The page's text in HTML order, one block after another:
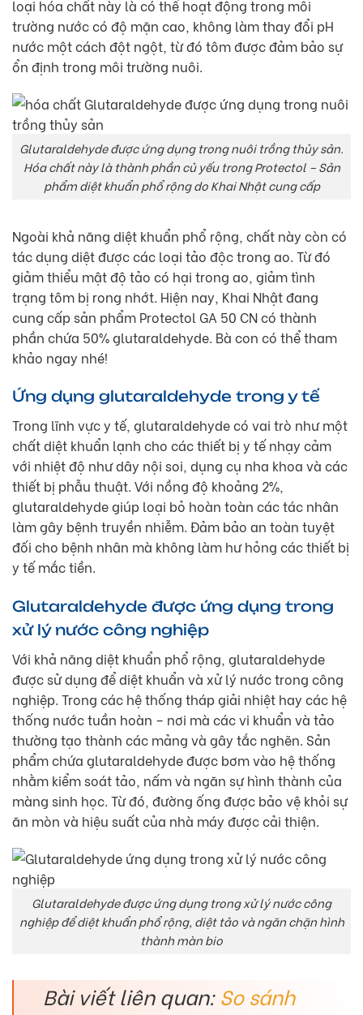
loại hóa chất này là có thể hoạt động trong môi
trường nước có độ mặn cao, không làm thay đổi pH
nước một cách đột ngột, từ đó tôm được đảm bảo sự
ổn định trong môi trường nuôi.
Glutaraldehyde được ứng dụng trong nuôi trồng thủy sản.
Hóa chất này là thành phần củ yếu trong Protectol – Sản
phẩm diệt khuẩn phổ rộng do Khai Nhật cung cấp
Ngoài khả năng diệt khuẩn phổ rộng, chất này còn có
tác dụng diệt được các loại tảo độc trong ao. Từ đó
giảm thiểu mật độ tảo có hại trong ao, giảm tình
trạng tôm bị rong nhớt. Hiện nay, Khai Nhật đang
cung cấp sản phẩm Protectol GA 50 CN có thành
phần chứa 50% glutaraldehyde. Bà con có thể tham
khảo ngay nhé!
Ứng dụng glutaraldehyde trong y tế
Trong lĩnh vực y tế, glutaraldehyde có vai trò như một
chất diệt khuẩn lạnh cho các thiết bị y tế nhạy cảm
với nhiệt độ như dây nội soi, dụng cụ nha khoa và các
thiết bị phẫu thuật. Với nồng độ khoảng 2%,
glutaraldehyde giúp loại bỏ hoàn toàn các tác nhân
làm gây bệnh truyền nhiễm. Đảm bảo an toàn tuyệt
đối cho bệnh nhân mà không làm hư hỏng các thiết bị
y tế mắc tiền.
Glutaraldehyde được ứng dụng trong
xử lý nước công nghiệp
Với khả năng diệt khuẩn phổ rộng, glutaraldehyde
được sử dụng để diệt khuẩn và xử lý nước trong công
nghiệp. Trong các hệ thống tháp giải nhiệt hay các hệ
thống nước tuần hoàn – nơi mà các vi khuẩn và tảo
thường tạo thành các mảng và gây tắc nghẽn. Sản
phẩm chứa glutaraldehyde được bơm vào hệ thống
nhằm kiểm soát tảo, nấm và ngăn sự hình thành của
màng sinh học. Từ đó, đường ống được bảo vệ khỏi sự
ăn mòn và hiệu suất của nhà máy được cải thiện.
Glutaraldehyde được ứng dụng trong xử lý nước công
nghiệp để diệt khuẩn phổ rộng, diệt tảo và ngăn chặn hình
thành màn bio
Bài viết liên quan:So sánh